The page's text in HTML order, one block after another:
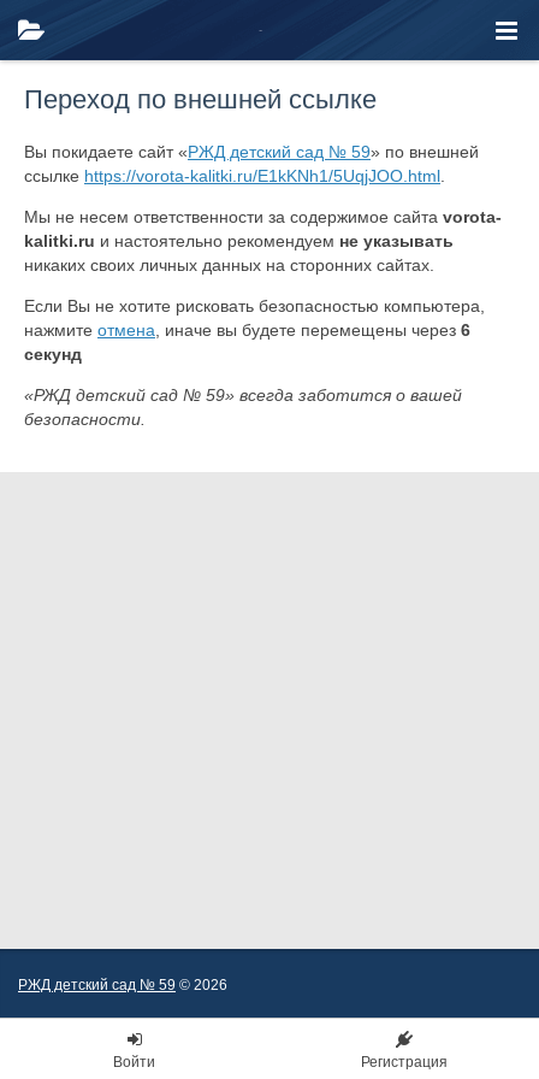
Переход по внешней ссылке
Вы покидаете сайт «РЖД детский сад № 59» по внешней
ссылке https://vorota-kalitki.ru/E1kKNh1/5UqjJOO.html
Мы не несем ответственности за содержимое сайта vorota-
kalitki.ru и настоятельно рекомендуем не указывать
никаких своих личных данных на сторонних сайтах.
Если Вы не хотите рисковать безопасностью компьютера,
нажмите отмена , иначе вы будете перемещены через 6
секунд
«РЖД детский сад № 59» всегда заботится о вашей
безопасности.
РЖД детский сад № 59 © 2026
Войти Регистрация